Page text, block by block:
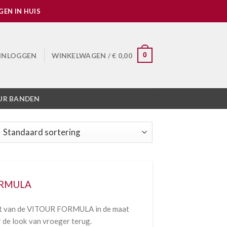
IN HUIS
WINKELWAGEN /€ 0,00 0
BANDEN
de VITOUR FORMULA in de maat
look van vroeger terug.